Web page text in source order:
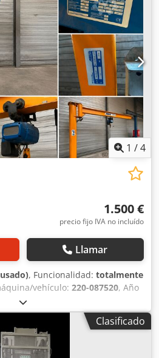
1 /4
1.500 €
precio fijo IVA no incluído
Llamar
, Funcionalidad: totalmente
vehículo: 220-087520, Año
de elevación:
kg, velocidad de elevación:66
400 V, frecuencia de entrada:
ABUS de 300 kg – alcance
de cadena eléctrico GM2
Clasificado